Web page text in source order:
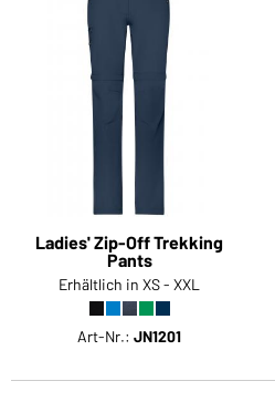
Ladies' Zip-Off Trekking
Pants
Erhältlich in XS - XXL
Art-Nr.: JN1201